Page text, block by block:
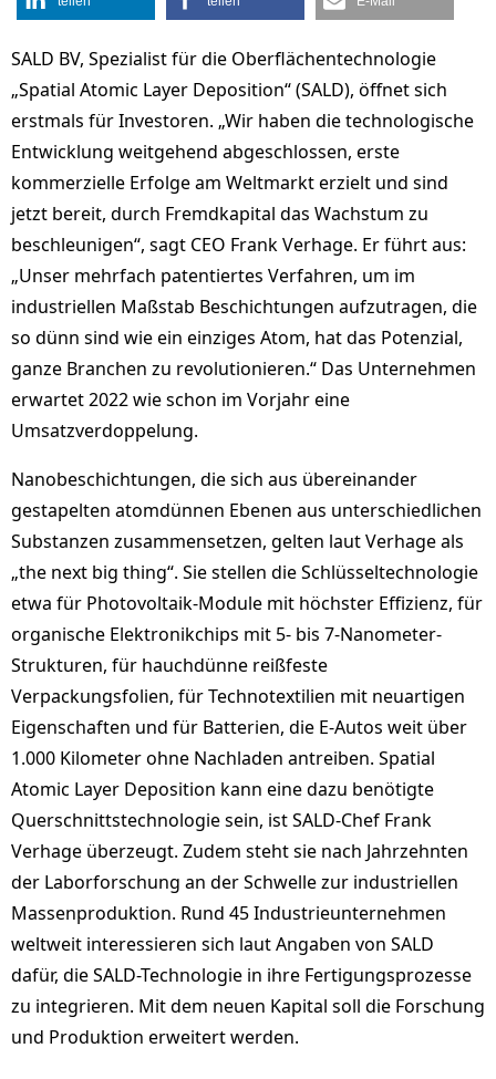
SALD BV, Spezialist für die Oberflächentechnologie
„Spatial Atomic Layer Deposition“ (SALD), öffnet sich
erstmals für Investoren. „Wir haben die technologische
Entwicklung weitgehend abgeschlossen, erste
kommerzielle Erfolge am Weltmarkt erzielt und sind
jetzt bereit, durch Fremdkapital das Wachstum zu
beschleunigen“, sagt CEO Frank Verhage. Er führt aus:
„Unser mehrfach patentiertes Verfahren, um im
industriellen Maßstab Beschichtungen aufzutragen, die
so dünn sind wie ein einziges Atom, hat das Potenzial,
ganze Branchen zu revolutionieren.“ Das Unternehmen
erwartet 2022 wie schon im Vorjahr eine
Umsatzverdoppelung.
Nanobeschichtungen, die sich aus übereinander
gestapelten atomdünnen Ebenen aus unterschiedlichen
Substanzen zusammensetzen, gelten laut Verhage als
„the next big thing“. Sie stellen die Schlüsseltechnologie
etwa für Photovoltaik-Module mit höchster Effizienz, für
organische Elektronikchips mit 5- bis 7-Nanometer-
Strukturen, für hauchdünne reißfeste
Verpackungsfolien, für Technotextilien mit neuartigen
Eigenschaften und für Batterien, die E‑Autos weit über
1.000 Kilometer ohne Nachladen antreiben. Spatial
Atomic Layer Deposition kann eine dazu benötigte
Querschnittstechnologie sein, ist SALD-Chef Frank
Verhage überzeugt. Zudem steht sie nach Jahrzehnten
der Laborforschung an der Schwelle zur industriellen
Massenproduktion. Rund 45 Industrieunternehmen
weltweit interessieren sich laut Angaben von SALD
dafür, die SALD-Technologie in ihre Fertigungsprozesse
zu integrieren. Mit dem neuen Kapital soll die Forschung
und Produktion erweitert werden.